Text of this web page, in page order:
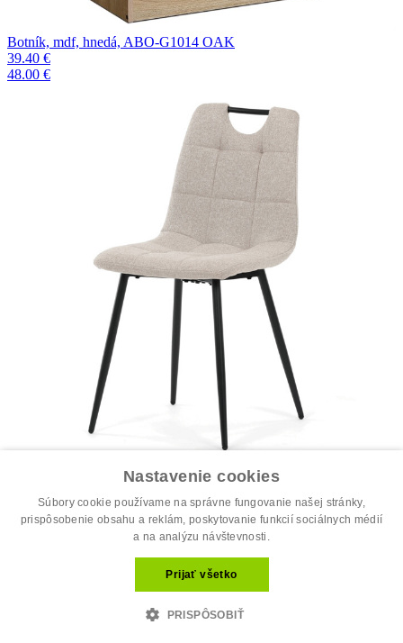
Botník, mdf, hnedá, ABO-G1014 OAK
39.40 €
48.00 €
Jedálenská stolička, béžová, látka, D...
34.00 €
44.00 €
Nastavenie cookies
Súbory cookie používame na správne fungovanie našej stránky,
prispôsobenie obsahu a reklám, poskytovanie funkcií sociálnych médií
a na analýzu návštevnosti.
Prijať všetko
PRISPÔSOBIŤ